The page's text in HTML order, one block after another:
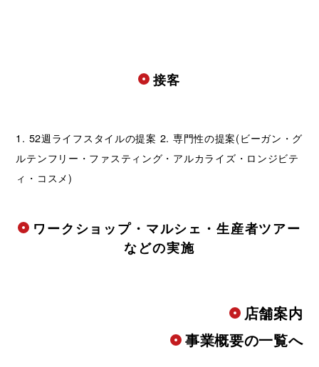
接客
1. 52週ライフスタイルの提案 2. 専門性の提案(ビーガン・グ
ルテンフリー・ファスティング・アルカライズ・ロンジビテ
ィ・コスメ)
ワークショップ・マルシェ・生産者ツアー
などの実施
店舗案内
事業概要の一覧へ